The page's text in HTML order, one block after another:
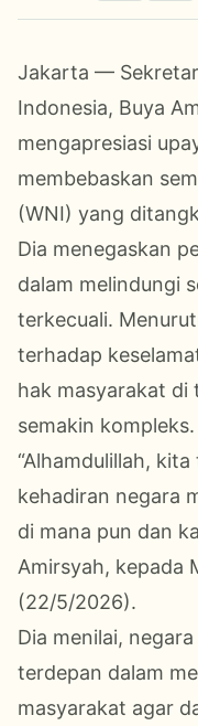
Jakarta —
Indonesia, Buya
mengapresiasi
membebaskan
(WNI) yang
Dia menegaskan
dalam melindungi
terkecuali.
terhadap
hak masyarakat di
semakin kompleks.
“Alhamdulillah,
kehadiran negara
di mana pun dan
Amirsyah, kepada
(22/5/2026).
Dia menilai,
terdepan dalam
masyarakat agar